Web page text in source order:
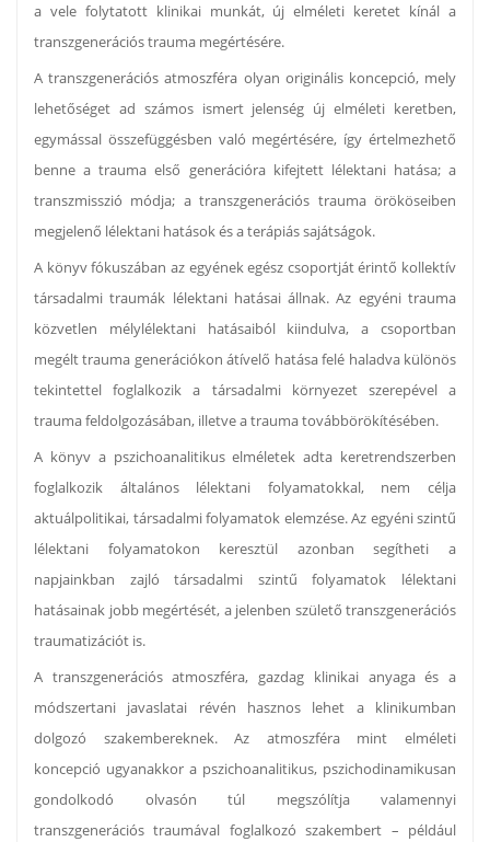
a vele folytatott klinikai munkát, új elméleti keretet kínál a
transzgenerációs trauma megértésére.
A transzgenerációs atmoszféra olyan originális koncepció, mely
lehetőséget ad számos ismert jelenség új elméleti keretben,
egymással összefüggésben való megértésére, így értelmezhető
benne a trauma első generációra kifejtett lélektani hatása; a
transzmisszió módja; a transzgenerációs trauma örököseiben
megjelenő lélektani hatások és a terápiás sajátságok.
A könyv fókuszában az egyének egész csoportját érintő kollektív
társadalmi traumák lélektani hatásai állnak. Az egyéni trauma
közvetlen mélylélektani hatásaiból kiindulva, a csoportban
megélt trauma generációkon átívelő hatása felé haladva különös
tekintettel foglalkozik a társadalmi környezet szerepével a
trauma feldolgozásában, illetve a trauma továbbörökítésében.
A könyv a pszichoanalitikus elméletek adta keretrendszerben
foglalkozik általános lélektani folyamatokkal, nem célja
aktuálpolitikai, társadalmi folyamatok elemzése. Az egyéni szintű
lélektani folyamatokon keresztül azonban segítheti a
napjainkban zajló társadalmi szintű folyamatok lélektani
hatásainak jobb megértését, a jelenben születő transzgenerációs
traumatizációt is.
A transzgenerációs atmoszféra, gazdag klinikai anyaga és a
módszertani javaslatai révén hasznos lehet a klinikumban
dolgozó szakembereknek. Az atmoszféra mint elméleti
koncepció ugyanakkor a pszichoanalitikus, pszichodinamikusan
gondolkodó olvasón túl megszólítja valamennyi
transzgenerációs traumával foglalkozó szakembert – például